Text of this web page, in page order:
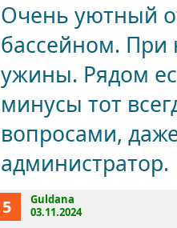
Очень уютный
бассейном. При
ужины. Рядом
минусы тот
вопросами,
администратор.
5
Guldana
03.11.2024